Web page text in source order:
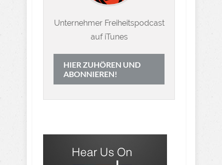
Unternehmer Freiheitspodcast
auf iTunes
HIER ZUHÖREN UND
ABONNIEREN!